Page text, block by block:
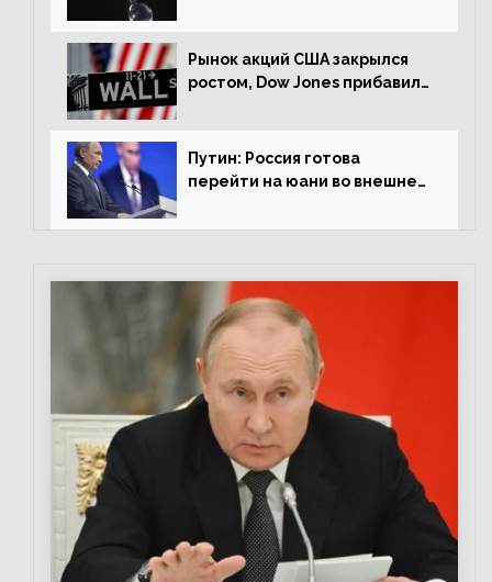
Рынок акций США закрылся
ростом, Dow Jones прибавил
Путин: Россия готова
перейти на юани во внешней